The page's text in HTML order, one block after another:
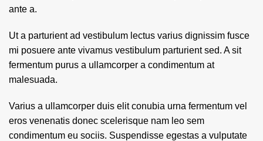
ante a.
Ut a parturient ad vestibulum lectus varius dignissim fusce
mi posuere ante vivamus vestibulum parturient sed. A sit
fermentum purus a ullamcorper a condimentum at
malesuada.
Varius a ullamcorper duis elit conubia urna fermentum vel
eros venenatis donec scelerisque nam leo sem
condimentum eu sociis. Suspendisse egestas a vulputate